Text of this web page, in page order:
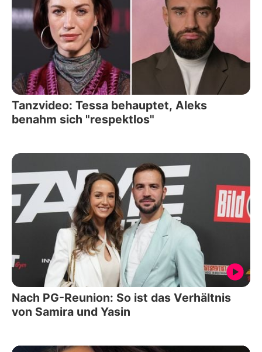
Tanzvideo: Tessa behauptet, Aleks
benahm sich "respektlos"
Nach PG-Reunion: So ist das Verhältnis
von Samira und Yasin